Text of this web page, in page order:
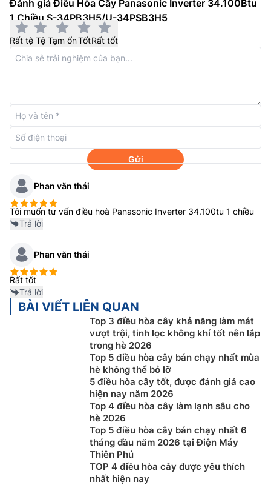
34PB3H5/U-34PSB3H5 lớn hơn với khả năng thổi xa
lên tới 11m. Bên cạnh đó, cánh đảo gió trên điều hòa
này có thể tự động đảo gió theo hướng trái phải để có
được luồng gió xa và mạnh mẽ.
Công nghệ inverter tiết kiệm điện
Điều hòa tủ đứng Panasonic 1 chiều
S-34PB3H5/U-
34PSB3H5 được trang bị công nghệ inverter giúp máy
hoạt động êm ái, tăng tuổi thọ cho máy nén và ưu
điểm lớn nhất của công nghệ này là giúp tiết kiệm lên
tới 50% điện năng tiêu thụ. Người dùng sẽ không cần
phải lo lắng về hóa đơn tiền điện mỗi tháng nữa.
Đánh giá Điều Hòa Cây Panasonic Inverter 34.100Btu
1 Chiều S-34PB3H5/U-34PSB3H5
Rất tệ Tệ Tạm ổnTốtRất tốt
Gửi
Phan văn thái
Tôi muốn tư vấn điều hoà Panasonic Inverter 34.100tu 1 chiều
Trả lời
Phan văn thái
Rất tốt
Trả lời
BÀI VIẾT LIÊN QUAN
Top 3 điều hòa cây khả năng làm mát
vượt trội, tinh lọc không khí tốt nên lắp
trong hè 2026
Top 5 điều hòa cây bán chạy nhất mùa
hè không thể bỏ lỡ
5 điều hòa cây tốt, được đánh giá cao
hiện nay năm 2026
Top 4 điều hòa cây làm lạnh sâu cho
hè 2026
Top 5 điều hòa cây bán chạy nhất 6
tháng đầu năm 2026 tại Điện Máy
Thiên Phú
TOP 4 điều hòa cây được yêu thích
nhất hiện nay